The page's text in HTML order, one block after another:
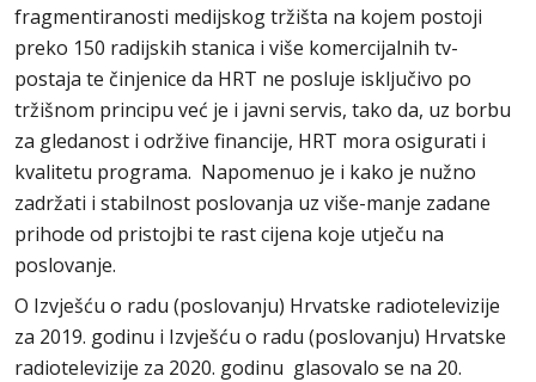
fragmentiranosti medijskog tržišta na kojem postoji
preko 150 radijskih stanica i više komercijalnih tv-
postaja te činjenice da HRT ne posluje isključivo po
tržišnom principu već je i javni servis, tako da, uz borbu
za gledanost i održive financije, HRT mora osigurati i
kvalitetu programa. Napomenuo je i kako je nužno
zadržati i stabilnost poslovanja uz više-manje zadane
prihode od pristojbi te rast cijena koje utječu na
poslovanje.
O Izvješću o radu (poslovanju) Hrvatske radiotelevizije
za 2019. godinu i Izvješću o radu (poslovanju) Hrvatske
radiotelevizije za 2020. godinu glasovalo se na 20.